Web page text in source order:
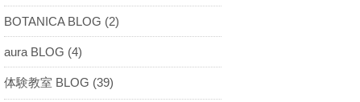
BOTANICA BLOG (2)
aura BLOG (4)
体験教室 BLOG (39)